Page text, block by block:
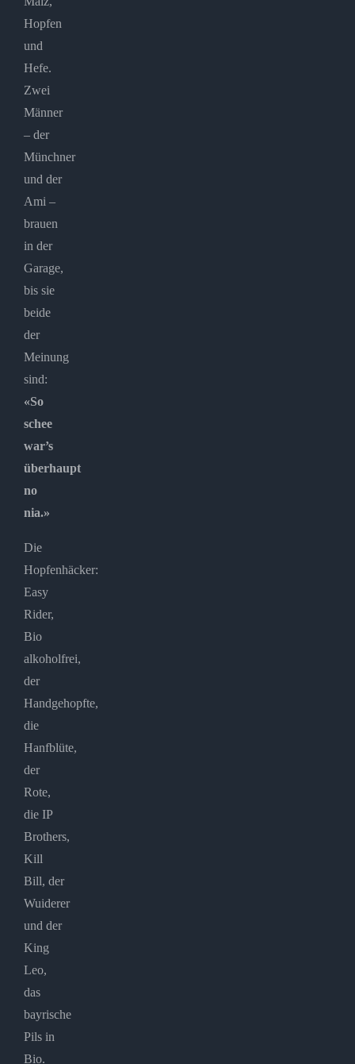
Hopfen
und
Hefe.
Zwei
Männer
– der
Münchner
und der
Ami –
brauen
in der
Garage,
bis sie
beide
der
Meinung
sind:
«So
schee
war’s
überhaupt
no
nia.»
Die
Hopfenhäcker:
Easy
Rider,
Bio
alkoholfrei,
der
Handgehopfte,
die
Hanfblüte,
der
Rote,
die IP
Brothers,
Kill
Bill, der
Wuiderer
und der
King
Leo,
das
bayrische
Pils in
Bio.